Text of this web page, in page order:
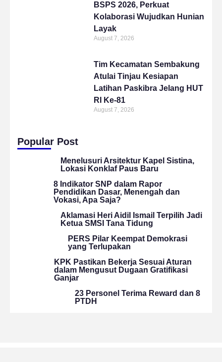
BSPS 2026, Perkuat
Kolaborasi Wujudkan Hunian
Layak
August 7, 2026
Tim Kecamatan Sembakung
Atulai Tinjau Kesiapan
Latihan Paskibra Jelang HUT
RI Ke-81
August 7, 2026
Popular Post
Menelusuri Arsitektur Kapel Sistina,
Lokasi Konklaf Paus Baru
8 Indikator SNP dalam Rapor
Pendidikan Dasar, Menengah dan
Vokasi, Apa Saja?
Aklamasi Heri Aidil Ismail Terpilih Jadi
Ketua SMSI Tana Tidung
PERS Pilar Keempat Demokrasi
yang Terlupakan
KPK Pastikan Bekerja Sesuai Aturan
dalam Mengusut Dugaan Gratifikasi
Ganjar
23 Personel Terima Reward dan 8
PTDH